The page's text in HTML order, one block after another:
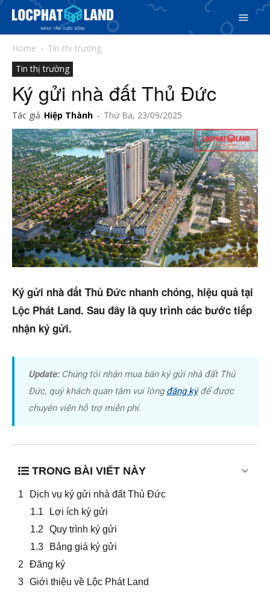
Search
Search
5/5(50 Reviews)
Phiên bản cập nhật V3
& tìm kiếm nhanh chóng hơn
Dự án
Mua bán
Thị trường
Liên hệ
5/5(50 Reviews)
Home
Tin thị trường
Tin thị trường
Ký gửi nhà đất Thủ Đức
Tác giả Hiệp Thành - Thứ Ba, 23/09/2025
Ký gửi nhà đất Thủ Đức nhanh chóng, hiệu quả tại
Lộc Phát Land. Sau đây là quy trình các bước tiếp
nhận ký gửi.
Update:Chúng tôi nhận mua bán ký gửi nhà đất Thủ
Đức, quý khách quan tâm vui lòngđăng kýđể được
chuyên viên hỗ trợ miễn phí.
TRONG BÀI VIẾT NÀY
Dịch vụ ký gửi nhà đất Thủ Đức
Lợi ích ký gửi
Quy trình ký gửi
Bảng giá ký gửi
Đăng ký
Giới thiệu về Lộc Phát Land